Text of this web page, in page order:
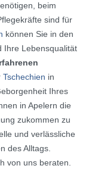
beim
sind für
können Sie in den
Ihre Lebensqualität
Tschechien in
Ihres
in Apelern die
zukommen zu
und verlässliche
des Alltags.
von uns beraten.